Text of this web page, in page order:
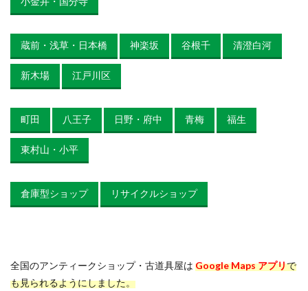
蔵前・浅草・日本橋 神楽坂 谷根千 清澄白河
新木場 江戸川区
町田 八王子 日野・府中 青梅 福生
東村山・小平
倉庫型ショップ リサイクルショップ
全国のアンティークショップ・古道具屋は Google Maps アプリで
も見られるようにしました。